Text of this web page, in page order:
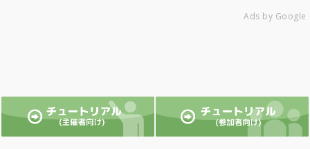
Ads by Google